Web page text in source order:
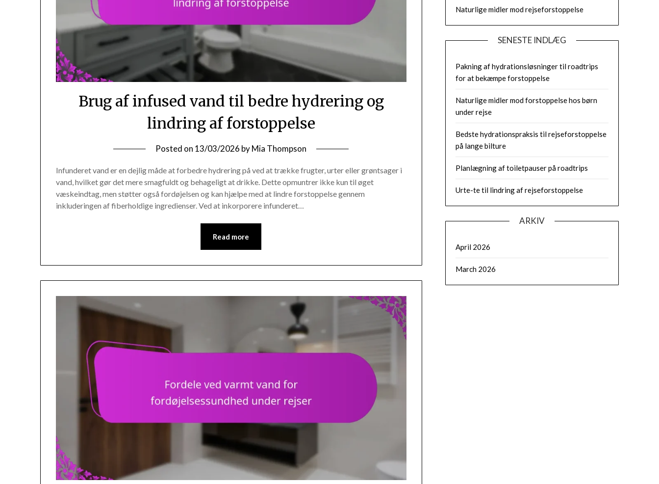
Brug af infused vand til bedre hydrering og
lindring af forstoppelse
Posted on 13/03/2026 byMia Thompson
Infunderet vand er en dejlig måde at forbedre hydrering på ved at trække frugter, urter eller grøntsager i
vand, hvilket gør det mere smagfuldt og behageligt at drikke. Dette opmuntrer ikke kun til øget
væskeindtag, men støtter også fordøjelsen og kan hjælpe med at lindre forstoppelse gennem
inkluderingen af fiberholdige ingredienser. Ved at inkorporere infunderet…
Read more
Naturlige midler mod rejseforstoppelse
SENESTE INDLÆG
Pakning af hydrationsløsninger til roadtrips
for at bekæmpe forstoppelse
Naturlige midler mod forstoppelse hos børn
under rejse
Bedste hydrationspraksis til rejseforstoppelse
på lange bilture
Planlægning af toiletpauser på roadtrips
Urte-te til lindring af rejseforstoppelse
ARKIV
April 2026
March 2026